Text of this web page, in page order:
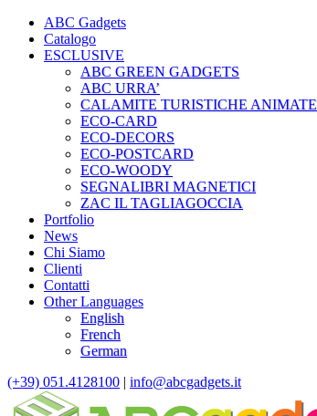
ABC Gadgets
Catalogo
ESCLUSIVE
ABC GREEN GADGETS
ABC URRA’
CALAMITE TURISTICHE ANIMATE
ECO-CARD
ECO-DECORS
ECO-POSTCARD
ECO-WOODY
SEGNALIBRI MAGNETICI
ZAC IL TAGLIAGOCCIA
Portfolio
News
Chi Siamo
Clienti
Contatti
Other Languages
English
French
German
(+39) 051.4128100 | info@abcgadgets.it